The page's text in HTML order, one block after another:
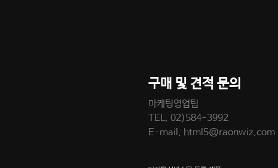
구매 및 견적 문의
마케팅영업팀
TEL. 02)584-3992
E-mail. html5@raonwiz.com